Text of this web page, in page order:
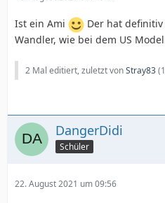
Ist ein Ami
Der hat definitiv
Wandler, wie bei dem US
2 Mal editiert, zuletzt vonStray83(
DangerDidi
Schüler
22. August 2021 um 09:56